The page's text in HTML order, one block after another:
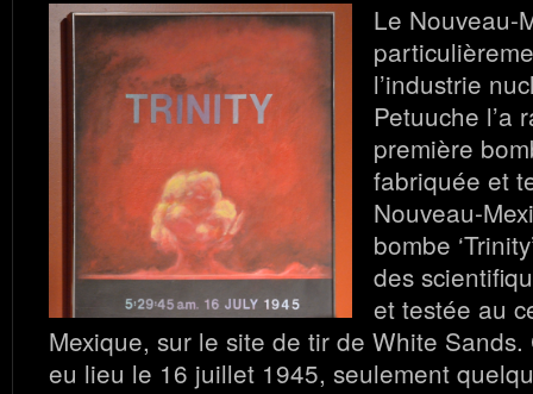
Le Nouveau-
l’industrie
Petuuche l’a
première
fabriquée et
Nouveau-
bombe
des
et testée au
Mexique, sur le site de tir de White
eu lieu le 16 juillet 1945, seulement